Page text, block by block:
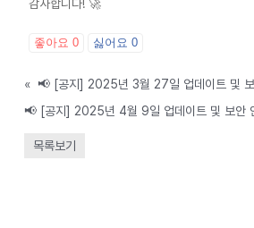
감사합니다! 🚀
좋아요 0 싫어요 0
« 📢 [공지] 2025년 3월 27일 업데이트 및 보
📢 [공지] 2025년 4월 9일 업데이트 및 보안
목록보기